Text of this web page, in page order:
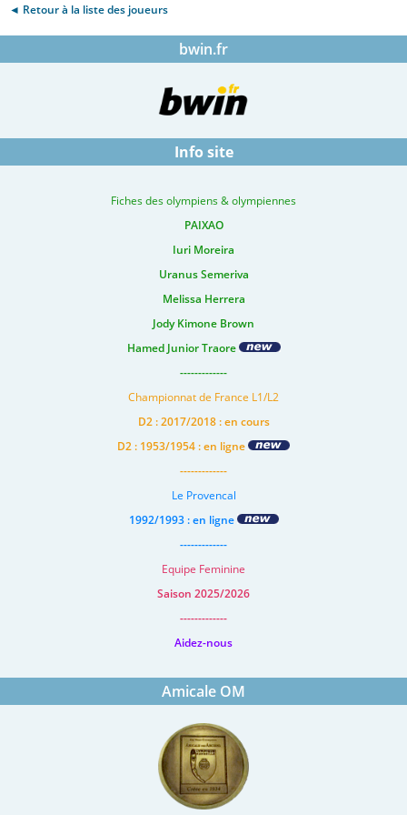
◄ Retour à la liste des joueurs
bwin.fr
Info site
Fiches des olympiens & olympiennes
PAIXAO
Iuri Moreira
Uranus Semeriva
Melissa Herrera
Jody Kimone Brown
Hamed Junior Traore
-------------
Championnat de France L1/L2
D2 : 2017/2018 : en cours
D2 : 1953/1954 : en ligne
-------------
Le Provencal
1992/1993 : en ligne
-------------
Equipe Feminine
Saison 2025/2026
-------------
Aidez-nous
Amicale OM